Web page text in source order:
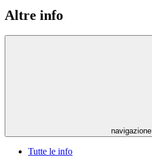
Altre info
navigazione
Tutte le info